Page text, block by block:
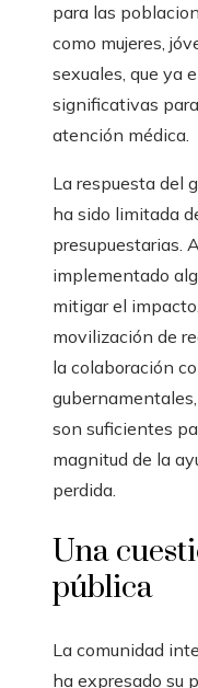
para las
como mujeres,
sexuales, que ya
significativas
atención médica.
La respuesta del
ha sido limitada
presupuestarias.
implementado
mitigar el
movilización de
la colaboración
son suficientes
magnitud de la
perdida.
Una
pública
La comunidad
ha expresado su